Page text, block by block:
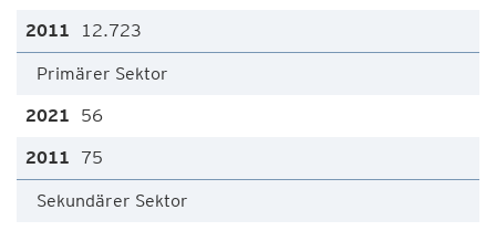
12.723
Primärer Sektor
56
75
Sekundärer Sektor